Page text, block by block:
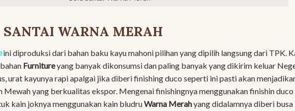
WARNA MERAH
ini diproduksi dari bahan baku kayu mahoni pilihan yang dipilih langsung dari TPK.
Furnitureyang banyak dikonsumsi dan paling banyak yang dikirim keluar
urat kayunya rapi apalgai jika diberi finishing duco seperti ini pasti akan
Mewah yang berkualitas ekspor. Mengenai finishingnya menggunakan finishin duco
kain joknya menggunakan kain bludruWarna Merahyang didalamnya diberi busa